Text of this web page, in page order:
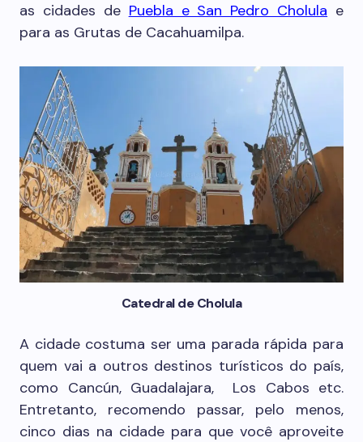
as cidades de Puebla e San Pedro Cholula e
para as Grutas de Cacahuamilpa.
Catedral de Cholula
A cidade costuma ser uma parada rápida para
quem vai a outros destinos turísticos do país,
como Cancún, Guadalajara, Los Cabos etc.
Entretanto, recomendo passar, pelo menos,
cinco dias na cidade para que você aproveite